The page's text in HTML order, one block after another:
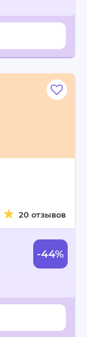
20 отзывов
-44%